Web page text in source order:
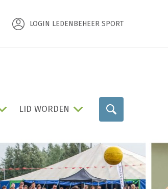
LOGIN LEDENBEHEER SPORT
LID WORDEN